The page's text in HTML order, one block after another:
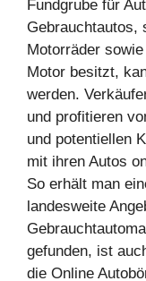
Fundgrube für
Gebrauchtautos,
Motorräder
Motor besitzt,
werden.
und profitieren
und potentiellen
mit ihren Autos
So erhält man
landesweite
gefunden, ist
die Online